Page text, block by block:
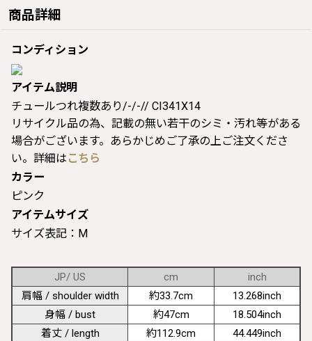
商品詳細
コンディション
アイテム説明
チュールつれ複数あり/-/-// CI341X14
リサイクル品の為、記載の無い若干のシミ・汚れ等がある
場合がございます。あらかじめご了承の上ご注文くださ
い。詳細は こちら
カラー
ピンク
アイテムサイズ
サイズ表記：M
JP/ US cm
inch
肩幅 / shoulder width
約33.7cm
13.268inch
身幅 / bust
約47cm
18.504inch
着丈 / length
約112.9cm 44.449inch